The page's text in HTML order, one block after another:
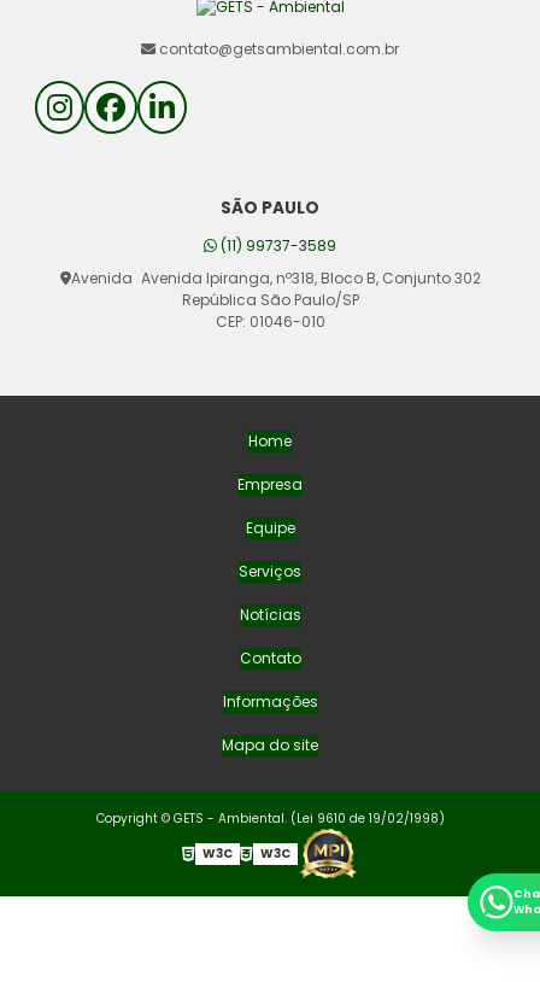
contato@getsambiental.com.br
SÃO PAULO
(11) 99737-3589
Avenida Avenida Ipiranga, nº318, Bloco B, Conjunto 302
República São Paulo/SP
CEP: 01046-010
Home
Empresa
Equipe
Serviços
Notícias
Contato
Informações
Mapa do site
Copyright © GETS - Ambiental. (Lei 9610 de 19/02/1998)
W3C
W3C